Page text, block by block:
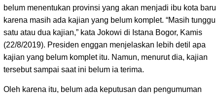
belum menentukan provinsi yang akan menjadi ibu kota baru
karena masih ada kajian yang belum komplet. “Masih tunggu
satu atau dua kajian,” kata Jokowi di Istana Bogor, Kamis
(22/8/2019). Presiden enggan menjelaskan lebih detil apa
kajian yang belum komplet itu. Namun, menurut dia, kajian
tersebut sampai saat ini belum ia terima.
Oleh karena itu, belum ada keputusan dan pengumuman